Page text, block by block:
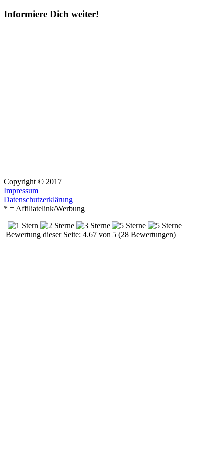
Informiere Dich weiter!
Copyright © 2017
Impressum
Datenschutzerklärung
* = Affiliatelink/Werbung
Bewertung dieser Seite: 4.67 von 5 (28 Bewertungen)